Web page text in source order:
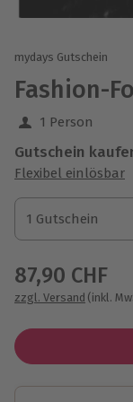
mydays Gutschein
Fashion-
1 Person
Gutschein
Flexibel einlösbar
1 Gutschein
1 Gutschein
1 Gutschein
87,90 CHF
zzgl. Versand (inkl.